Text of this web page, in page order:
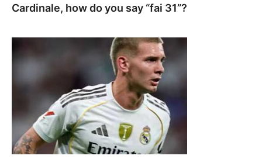
Cardinale, how do you say “fai 31”?